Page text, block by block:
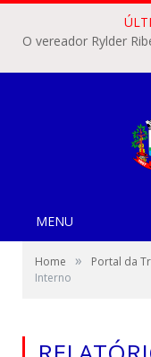
MENU
Home » Portal da
Interno